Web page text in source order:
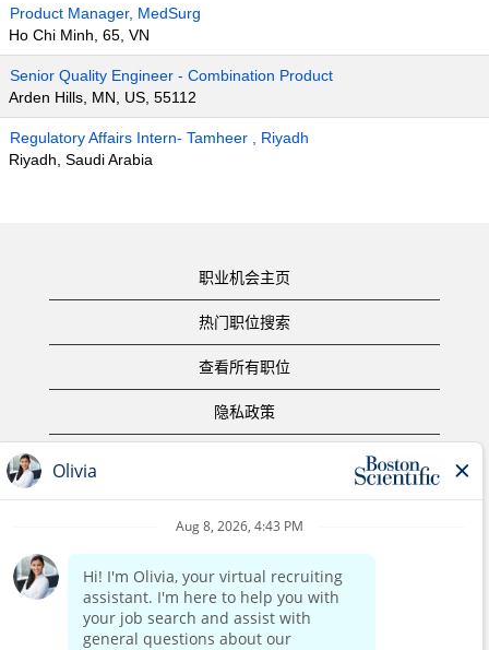
Product Manager, MedSurg
Ho Chi Minh, 65, VN
Senior Quality Engineer - Combination Product
Arden Hills, MN, US, 55112
Regulatory Affairs Intern- Tamheer , Riyadh
Riyadh, Saudi Arabia
职业机会主页
热门职位搜索
查看所有职位
隐私政策
版权声明
公司主页